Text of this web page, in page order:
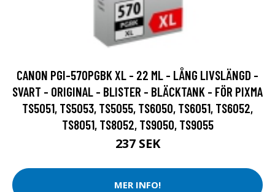
CANON PGI-570PGBK XL - 22 ML - LÅNG LIVSLÄNGD -
SVART - ORIGINAL - BLISTER - BLÄCKTANK - FÖR PIXMA
TS5051, TS5053, TS5055, TS6050, TS6051, TS6052,
TS8051, TS8052, TS9050, TS9055
237 SEK
MER INFO!